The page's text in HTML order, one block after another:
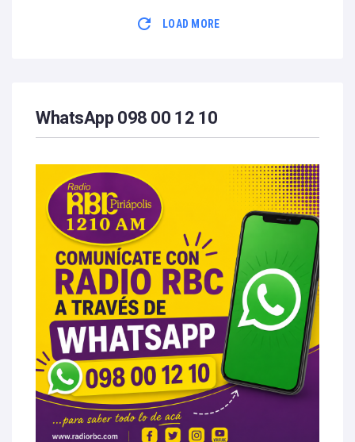
LOAD MORE
WhatsApp 098 00 12 10